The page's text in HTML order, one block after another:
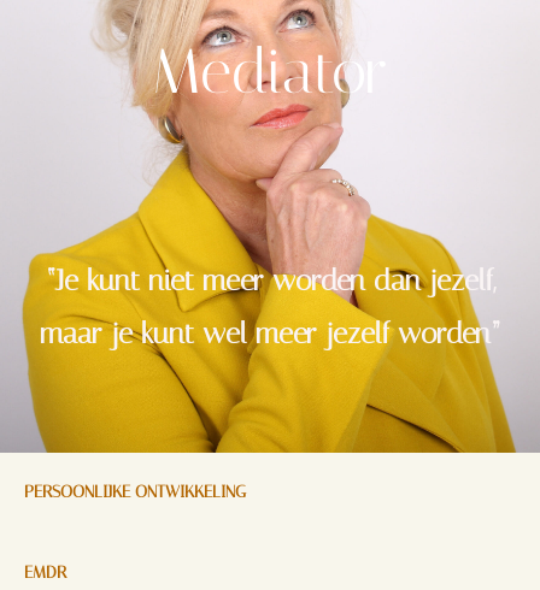
Mediator
“Je kunt niet meer worden dan jezelf,
maar je kunt wel meer jezelf worden”
PERSOONLIJKE ONTWIKKELING
EMDR